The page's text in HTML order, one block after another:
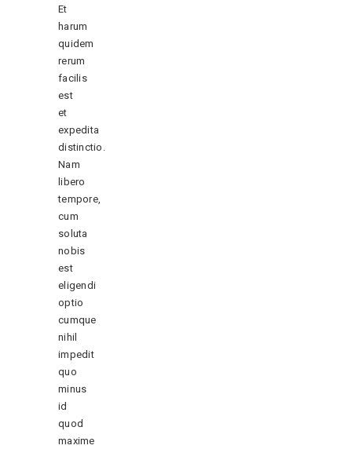
Et
harum
quidem
rerum
facilis
est
et
expedita
distinctio.
Nam
libero
tempore,
cum
soluta
nobis
est
eligendi
optio
cumque
nihil
impedit
quo
minus
id
quod
maxime